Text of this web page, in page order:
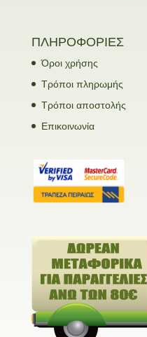
ΠΛΗΡΟΦΟΡΙΕΣ
Όροι χρήσης
Τρόποι πληρωμής
Τρόποι αποστολής
Επικοινωνία